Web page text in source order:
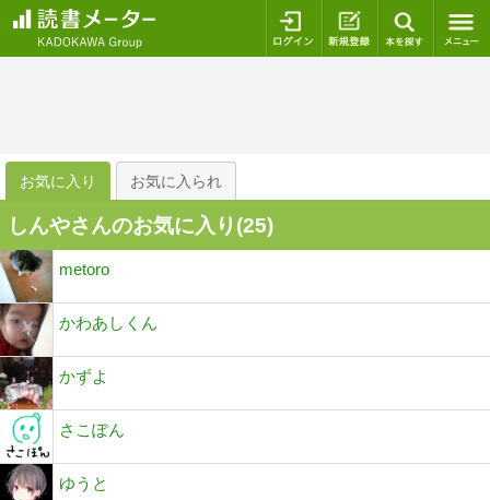
ログイン 新規登録
お気に入り お気に入られ
しんやさんのお気に入り(25)
metoro
かわあしくん
かずよ
さこぽん
ゆうと